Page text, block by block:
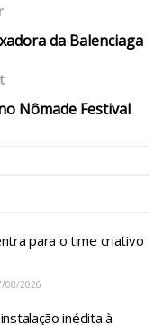
da Balenciaga
Nômade Festival
para o time criativo
08/2026
inédita à